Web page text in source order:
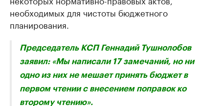
необходимых для чистоты бюджетного
планирования.
Председатель КСП Геннадий Тушнолобов
заявил: «Мы написали 17 замечаний, но ни
одно из них не мешает принять бюджет в
первом чтении с внесением поправок ко
второму чтению».